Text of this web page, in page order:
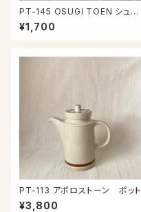
PT-145 OSUGI TOEN シュガ
ーポット
¥1,700
PT-113 アポロストーン ポット
¥3,800